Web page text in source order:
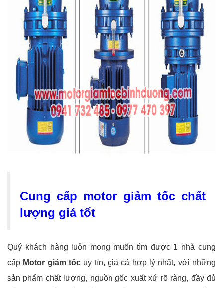
Cung cấp motor giảm tốc chất
lượng giá tốt
Quý khách hàng luôn mong muốn tìm được 1 nhà cung
cấp Motor giảm tốc uy tín, giá cả hợp lý nhất, với những
sản phẩm chất lượng, nguồn gốc xuất xứ rõ ràng, đầy đủ